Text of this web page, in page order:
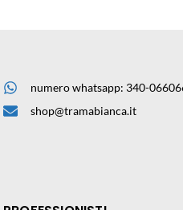
numero whatsapp: 340-
shop@tramabianca.it